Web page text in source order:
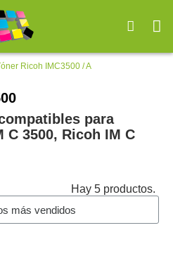
Ricoh IMC3500 / A
para
C 3500, Ricoh IM C
Hay 5 productos.